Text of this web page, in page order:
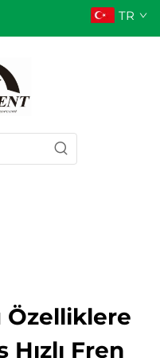
TR
Özelliklere
Fren